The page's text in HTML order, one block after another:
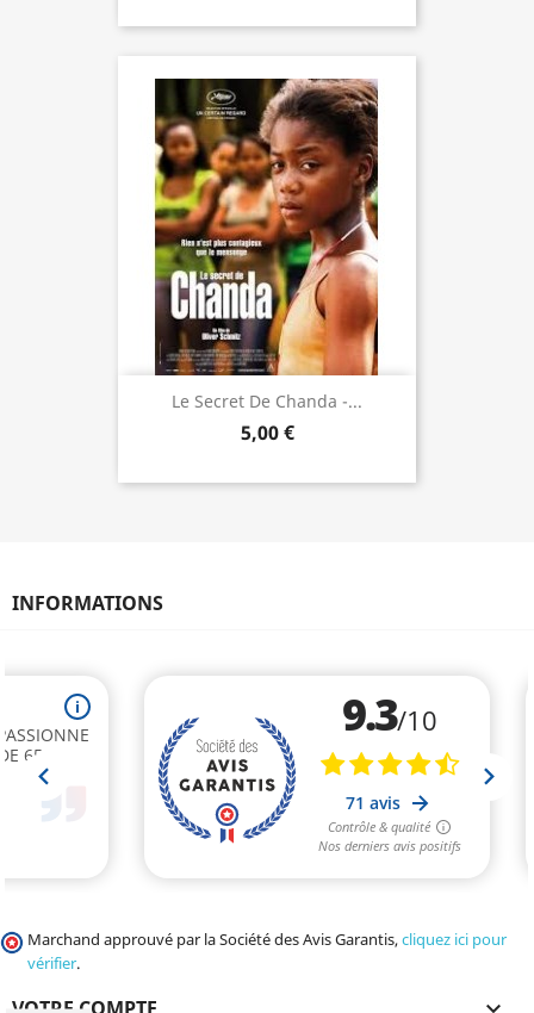
Le Secret De Chanda -...
5,00 €
INFORMATIONS
Marchand approuvé par la Société des Avis Garantis,cliquez ici pour
vérifier.